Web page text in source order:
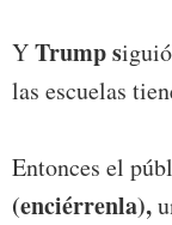
YTrump s
las escuelas
Entonces el
(enciérrenla),